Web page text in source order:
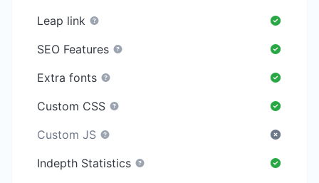
Leap link
SEO Features
Extra fonts
Custom CSS
Custom JS
Indepth Statistics